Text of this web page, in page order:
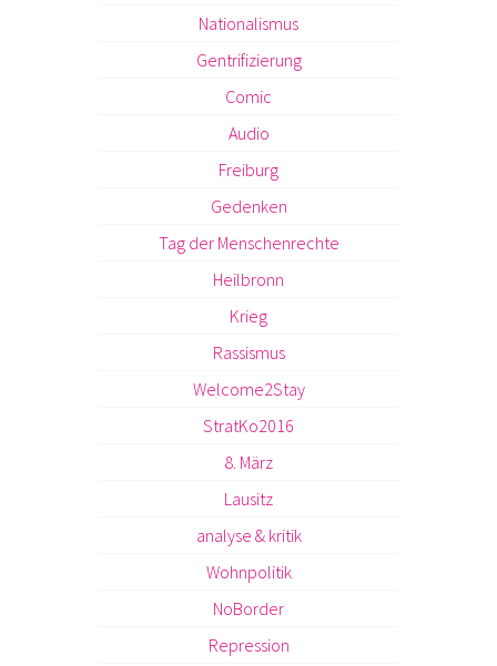
Nationalismus
Gentrifizierung
Comic
Audio
Freiburg
Gedenken
Tag der Menschenrechte
Heilbronn
Krieg
Rassismus
Welcome2Stay
StratKo2016
8. März
Lausitz
analyse & kritik
Wohnpolitik
NoBorder
Repression